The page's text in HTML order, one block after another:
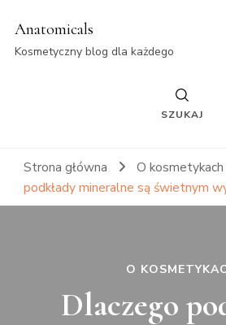
Anatomicals
Kosmetyczny blog dla każdego
SZUKAJ
Strona główna O kosmetykach
podkłady mineralne są świetnym
O
Dlaczego